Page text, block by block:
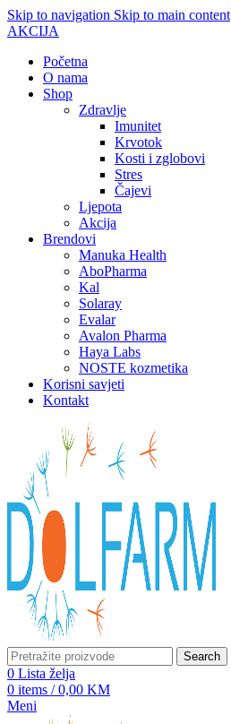
Skip to navigation Skip to main content
AKCIJA
Početna
O nama
Shop
Zdravlje
Imunitet
Krvotok
Kosti i zglobovi
Stres
Čajevi
Ljepota
Akcija
Brendovi
Manuka Health
AboPharma
Kal
Solaray
Evalar
Avalon Pharma
Haya Labs
NOSTE kozmetika
Korisni savjeti
Kontakt
Search
0 Lista želja
0 items / 0,00 KM
Meni